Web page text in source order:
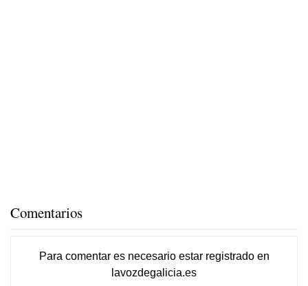
Comentarios
Para comentar es necesario estar registradoen
lavozdegalicia.es